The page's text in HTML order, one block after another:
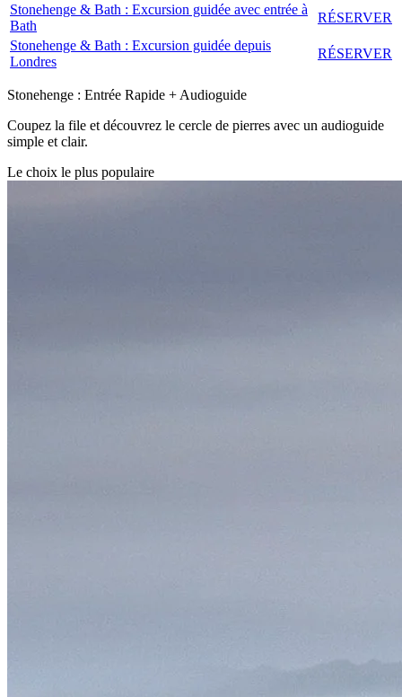
Stonehenge & Bath : Excursion guidée avec entrée à
Bath
RÉSERVER
Stonehenge & Bath : Excursion guidée depuis
Londres
RÉSERVER
Stonehenge : Entrée Rapide + Audioguide
Coupez la file et découvrez le cercle de pierres avec un audioguide
simple et clair.
Le choix le plus populaire